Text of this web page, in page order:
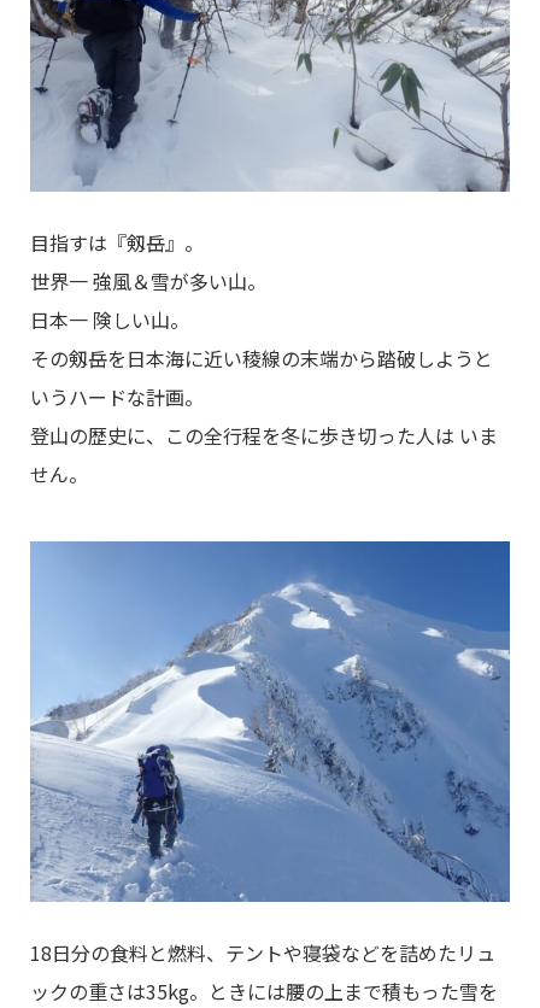
目指すは『剱岳』。
世界一 強風＆雪が多い山。
日本一 険しい山。
その剱岳を日本海に近い稜線の末端から踏破しようと
いうハードな計画。
登山の歴史に、この全行程を冬に歩き切った人は いま
せん。
18日分の食料と燃料、テントや寝袋などを詰めたリュ
ックの重さは35kg。ときには腰の上まで積もった雪を